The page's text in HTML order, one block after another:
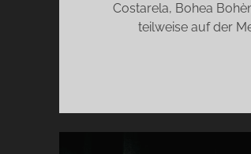
Costarela, Bohea
teilweise auf der